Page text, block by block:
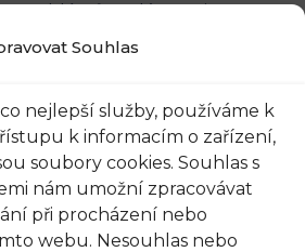
Souhlas
nejlepší služby, používáme k
k informacím o zařízení,
soubory cookies. Souhlas s
nám umožní zpracovávat
při procházení nebo
webu. Nesouhlas nebo
problémů se dá vyřešit s
a snahou. Ale pokud se
Můžete se spolehnout, že
získat kontrolu nad vašimi